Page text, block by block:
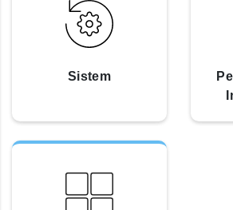
Sistem